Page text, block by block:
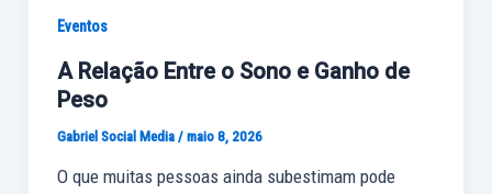
Eventos
A Relação Entre o Sono e Ganho de
Peso
Gabriel Social Media / maio 8, 2026
O que muitas pessoas ainda subestimam pode